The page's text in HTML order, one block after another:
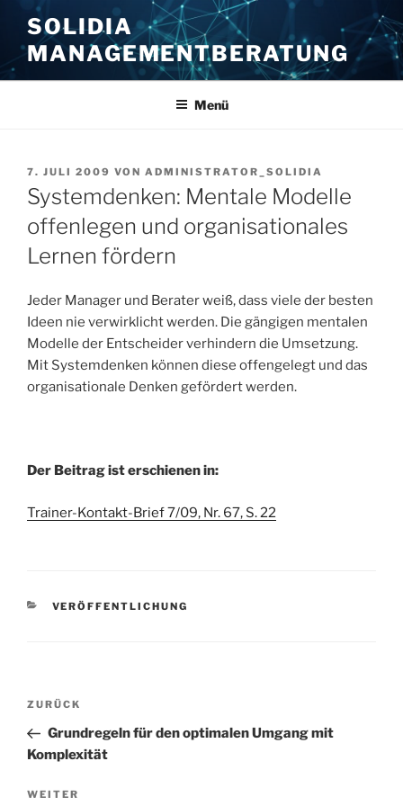
Inhalt
springen
SOLIDIA
MANAGEMENTBERATUNG
Menü
VERÖFFENTLICHT
AM
7. JULI 2009 VON ADMINISTRATOR_SOLIDIA
Systemdenken: Mentale Modelle
offenlegen und organisationales
Lernen fördern
Jeder Manager und Berater weiß, dass viele der besten
Ideen nie verwirklicht werden. Die gängigen mentalen
Modelle der Entscheider verhindern die Umsetzung.
Mit Systemdenken können diese offengelegt und das
organisationale Denken gefördert werden.
Der Beitrag ist erschienen in:
Trainer-Kontakt-Brief 7/09, Nr. 67, S. 22
KATEGORIEN
VERÖFFENTLICHUNG
Beitragsnavigation
Vorheriger
Beitrag
ZURÜCK
Grundregeln für den optimalen Umgang mit
Komplexität
Nächster
WEITER